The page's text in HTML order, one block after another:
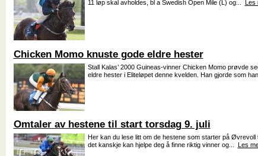
11 løp skal avholdes, bl a Swedish Open Mile (L) og...
Chicken Momo knuste gode eldre hester
Stall Kalas’ 2000 Guineas-vinner Chicken Momo prøvde
eldre hester i Eliteløpet denne kvelden. Han gjorde som
Omtaler av hestene til start torsdag 9. juli
Her kan du lese litt om de hestene som starter på Øvrevoll
det kanskje kan hjelpe deg å finne riktig vinner og... Les